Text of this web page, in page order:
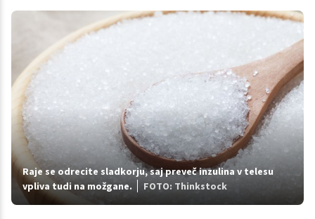
Raje se odrecite sladkorju, saj preveč inzulina v telesu
vpliva tudi na možgane.
FOTO: Thinkstock